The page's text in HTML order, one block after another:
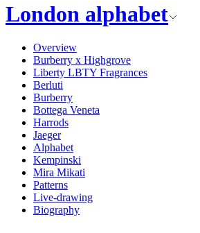
London alphabet
Overview
Burberry x Highgrove
Liberty LBTY Fragrances
Berluti
Burberry
Bottega Veneta
Harrods
Jaeger
Alphabet
Kempinski
Mira Mikati
Patterns
Live-drawing
Biography